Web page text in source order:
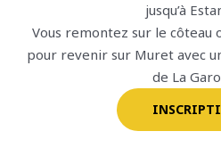
jusqu’à
Vous remontez sur le côteau
pour revenir sur Muret avec
de La